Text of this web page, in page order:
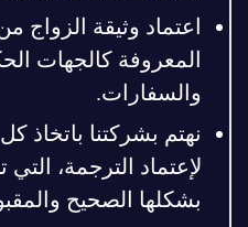
اعتماد وثيقة الزواج
المعروفة كالجهات
والسفارات.
نهتم بشركتنا باتخاذ
لإعتماد الترجمة،
بشكلها الصحيح